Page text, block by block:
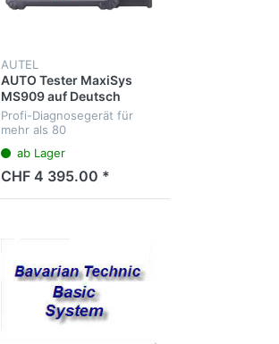
AUTEL
AUTO Tester MaxiSys
MS909 auf Deutsch
Profi-Diagnosegerät für
mehr als 80
aller Steuergeräte, Service-
Intervalle, J2534 Interface.
Menüsprache Deutsch
ab Lager
CHF 4 395.00 *